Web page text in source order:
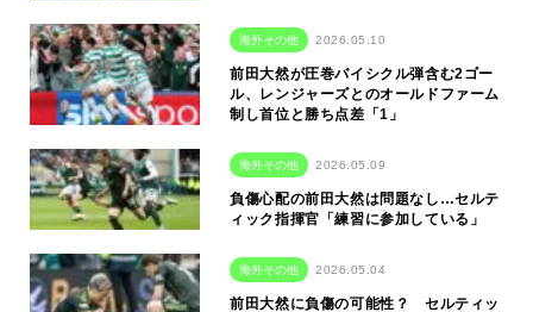
海外その他 2026.05.10
前田大然が圧巻バイシクル弾含む2ゴー
ル、レンジャーズとのオールドファーム
制し首位と勝ち点差「1」
海外その他 2026.05.09
負傷心配の前田大然は問題なし…セルテ
ィック指揮官「練習に参加している」
海外その他 2026.05.04
前田大然に負傷の可能性？ セルティッ